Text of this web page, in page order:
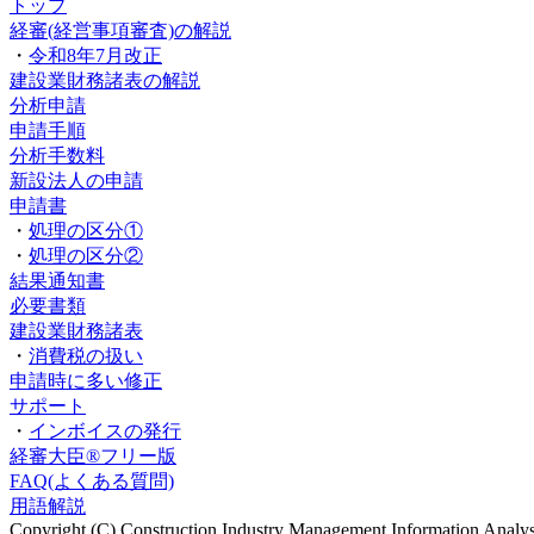
トップ
経審(経営事項審査)の解説
・ 令和8年7月改正
建設業財務諸表の解説
分析申請
申請手順
分析手数料
新設法人の申請
申請書
・ 処理の区分①
・ 処理の区分②
結果通知書
必要書類
建設業財務諸表
・ 消費税の扱い
申請時に多い修正
サポート
・ インボイスの発行
経審大臣®フリー版
FAQ(よくある質問)
用語解説
Copyright (C) Construction Industry Management Information